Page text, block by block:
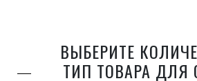
ВЫБЕРИТЕ
ТИП ТОВАРА ДЛЯ